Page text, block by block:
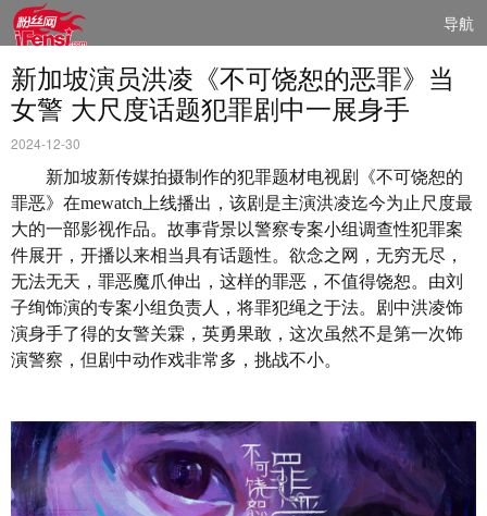
导航
新加坡演员洪凌《不可饶恕的恶罪》当
女警 大尺度话题犯罪剧中一展身手
2024-12-30
新加坡新传媒拍摄制作的犯罪题材电视剧《不可饶恕的
罪恶》在mewatch 上线播出， 该剧是主演洪凌迄今为止尺度最
大的一部影视作品。 故事背景以警察专案小组调查性犯罪案
件展开，开播以来相当具有话题性。欲念之网，无穷无尽，
无法无天，罪恶魔爪伸出，这样的罪恶，不值得饶恕。由刘
子绚饰演的专案小组负责人，将罪犯绳之于法。剧中洪凌饰
演身手了得的女警关霖，英勇果敢，这次虽然不是第一次饰
演警察，但剧中动作戏非常多，挑战不小。